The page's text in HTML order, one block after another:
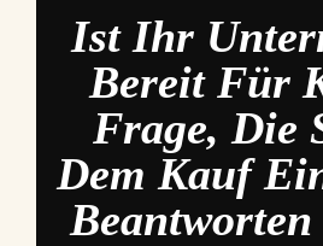
Ist Ihr
Bereit Für
Frage, Die
Dem Kauf